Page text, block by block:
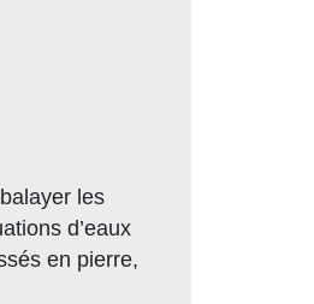
les
d’eaux
en pierre,